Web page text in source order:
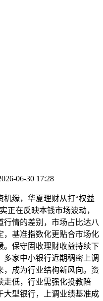
06-30 17:28
缘，华夏理财从打“权益
正在反映本钱市场波动，
行情的差别，市场占比达八
，基准指数化更贴合市场化
。保守固收理财收益持续下
家中小银行近期稠密上调
，成为行业结构新风向。资
走低，行业需强化投教陪
大型银行，上调业绩基准成